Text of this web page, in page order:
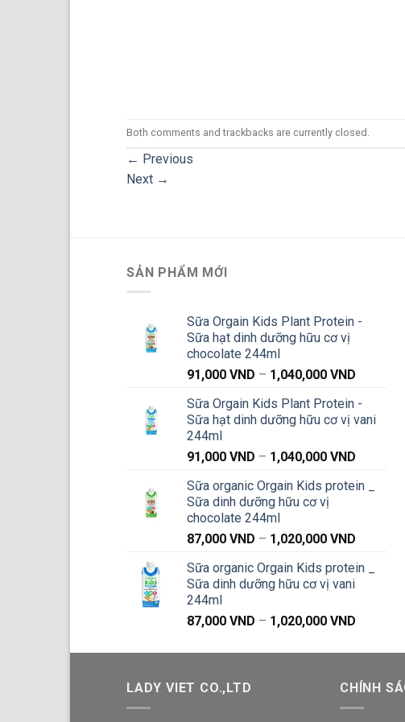
Both comments and trackbacks are currently closed.
← Previous
Next →
SẢN PHẨM MỚI
Sữa Orgain Kids Plant Protein -
Sữa hạt dinh dưỡng hữu cơ vị
chocolate 244ml
91,000 VND – 1,040,000 VND
từ
91,000
Sữa Orgain Kids Plant Protein -
Sữa hạt dinh dưỡng hữu cơ vị vani
244ml
91,000 VND – 1,040,000 VND
từ
Sữa organic Orgain Kids protein _
Sữa dinh dưỡng hữu cơ vị
chocolate 244ml
87,000 VND – 1,020,000 VND
từ
Sữa organic Orgain Kids protein _
Sữa dinh dưỡng hữu cơ vị vani
244ml
87,000 VND – 1,020,000 VND
từ
đến
LADY VIET CO.,LTD CHÍNH